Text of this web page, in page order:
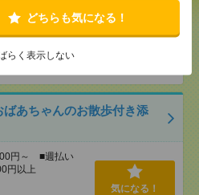
どちらも気になる！
らく表示しない
円～ ■週払い
円以上
ばあちゃんのお散歩付き添
円～ ■週払い
円以上
気になる！